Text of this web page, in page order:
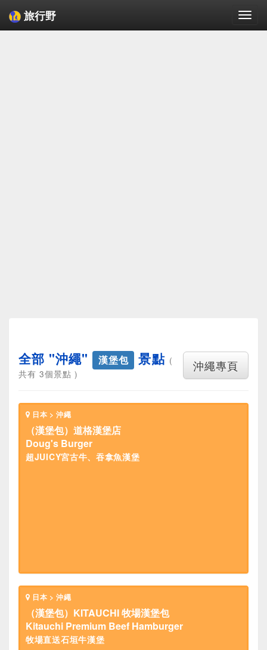
旅行野
沖繩專頁
全部 "沖繩" 漢堡包 景點 (
共有 3個景點 )
日本 > 沖繩
（漢堡包）道格漢堡店
Doug's Burger
超JUICY宮古牛、吞拿魚漢堡
日本 > 沖繩
（漢堡包）KITAUCHI 牧場漢堡包
Kitauchi Premium Beef Hamburger
牧場直送石垣牛漢堡